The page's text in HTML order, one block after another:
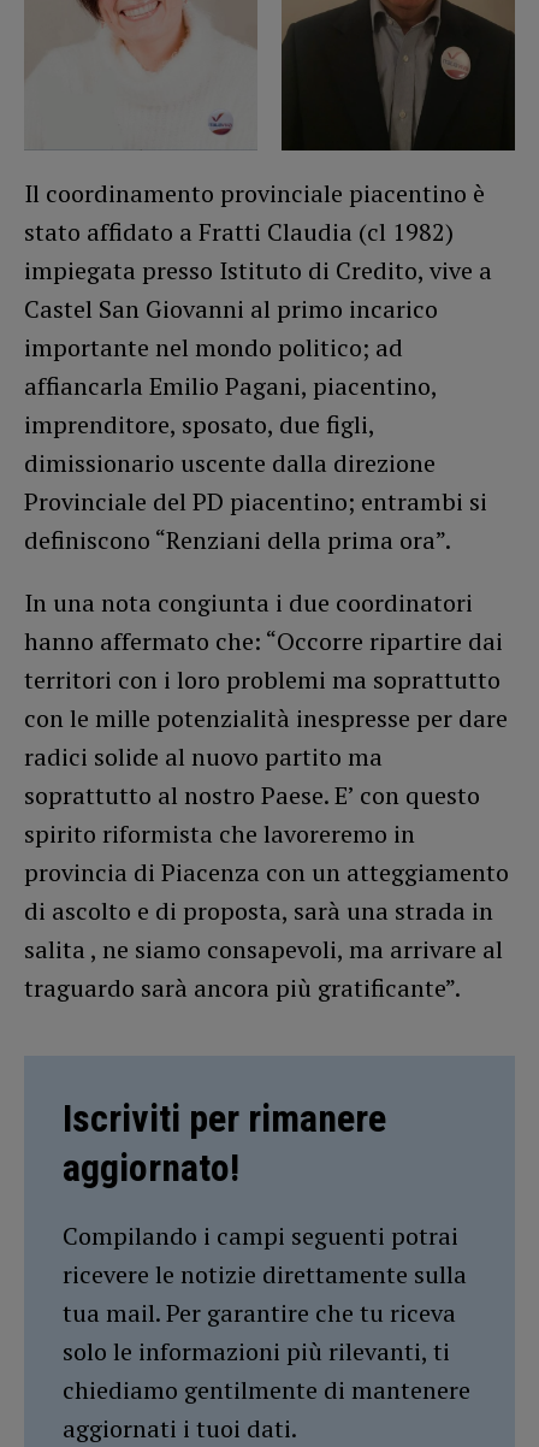
Il coordinamento provinciale piacentino è
stato affidato a Fratti Claudia (cl 1982)
impiegata presso Istituto di Credito, vive a
Castel San Giovanni al primo incarico
importante nel mondo politico; ad
affiancarla Emilio Pagani, piacentino,
imprenditore, sposato, due figli,
dimissionario uscente dalla direzione
Provinciale del PD piacentino; entrambi si
definiscono “Renziani della prima ora”.
In una nota congiunta i due coordinatori
hanno affermato che: “Occorre ripartire dai
territori con i loro problemi ma soprattutto
con le mille potenzialità inespresse per dare
radici solide al nuovo partito ma
soprattutto al nostro Paese. E’ con questo
spirito riformista che lavoreremo in
provincia di Piacenza con un atteggiamento
di ascolto e di proposta, sarà una strada in
salita , ne siamo consapevoli, ma arrivare al
traguardo sarà ancora più gratificante”.
Iscriviti per rimanere
aggiornato!
Compilando i campi seguenti potrai
ricevere le notizie direttamente sulla
tua mail. Per garantire che tu riceva
solo le informazioni più rilevanti, ti
chiediamo gentilmente di mantenere
aggiornati i tuoi dati.